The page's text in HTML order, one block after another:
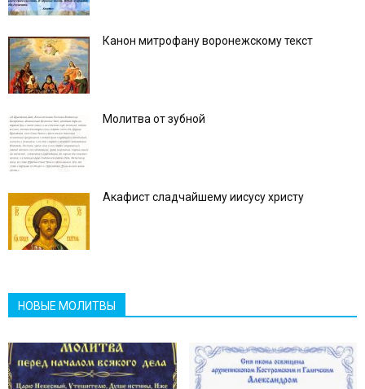
Канон митрофану воронежскому текст
Молитва от зубной
Акафист сладчайшему иисусу христу
НОВЫЕ МОЛИТВЫ